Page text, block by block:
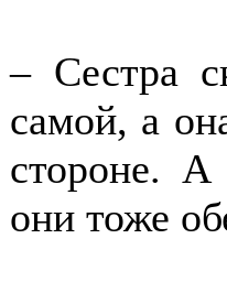
– Сестра
самой, а
стороне.
они тоже